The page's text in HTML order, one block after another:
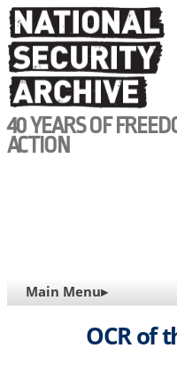
Skip
to
main
content
40 YEARS OF
ACTION
MAIN
NAVIGATION
Main Menu▸
OCR of